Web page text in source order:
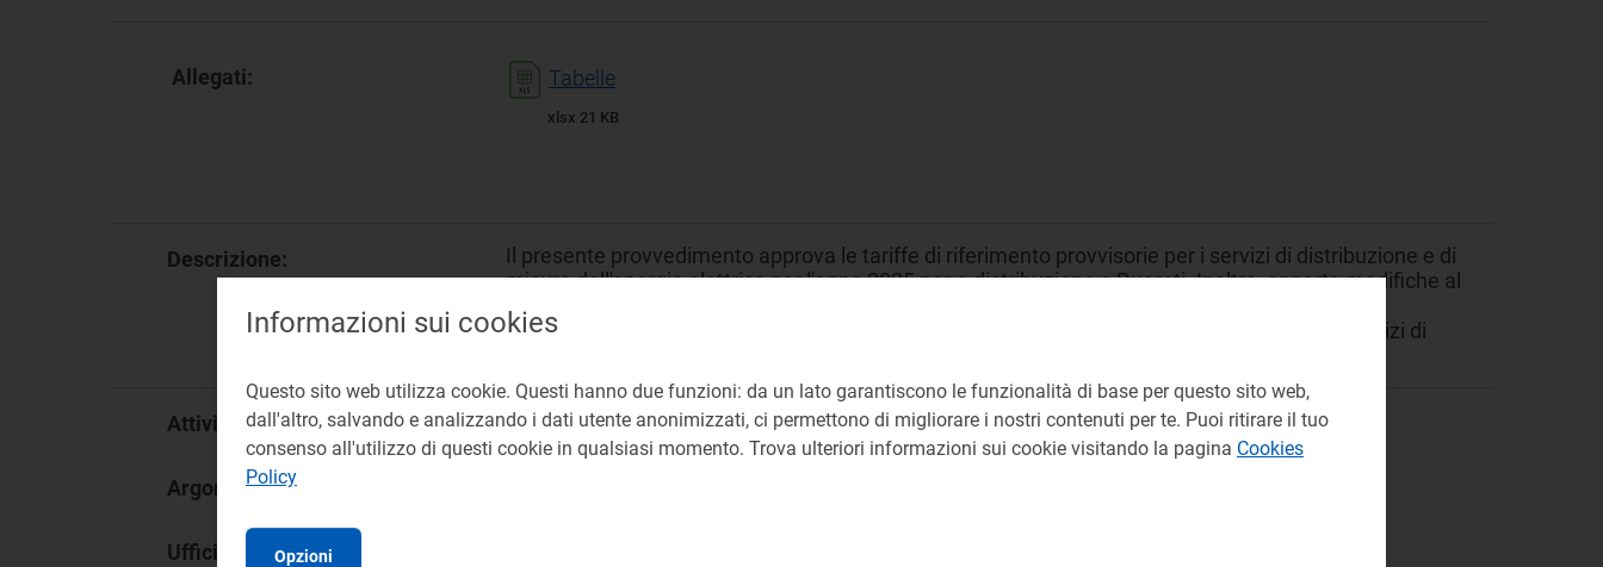
Allegati: Tabelle
xlsx 21 KB
Descrizione:
Il presente provvedimento approva le tariffe di riferimento provvisorie per i servizi di distribuzione e di
misura dell'energia elettrica per l'anno 2025 per e-distribuzione e Duereti. Inoltre, apporta modifiche al
TIT con riferimento ai termini previsti per l'approvazione annuale delle tariffe provvisorie e, di
conseguenza, alle tempistiche di erogazione degli acconti di perequazione dei ricavi per i servizi di
Attività: regolazione infrastrutturale distribuzione e misura
Argomento:
Ufficio responsabile:
Informazioni sui cookies
Questo sito web utilizza cookie. Questi hanno due funzioni: da un lato garantiscono le funzionalità di base per questo sito web,
dall'altro, salvando e analizzando i dati utente anonimizzati, ci permettono di migliorare i nostri contenuti per te. Puoi ritirare il tuo
consenso all'utilizzo di questi cookie in qualsiasi momento. Trova ulteriori informazioni sui cookie visitando la pagina Cookies
Policy
Opzioni